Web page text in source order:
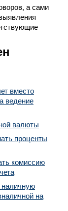
а сами
вместо
ведение
валюты
проценты
комиссию
наличную
на